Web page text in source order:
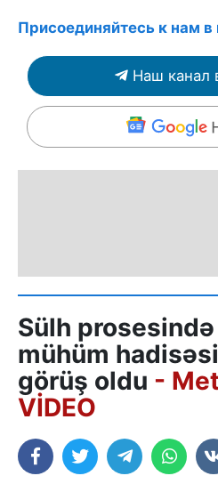
Присоединяйтесь к нам
Наш канал
Sülh
mühüm
görüş oldu -
VİDEO